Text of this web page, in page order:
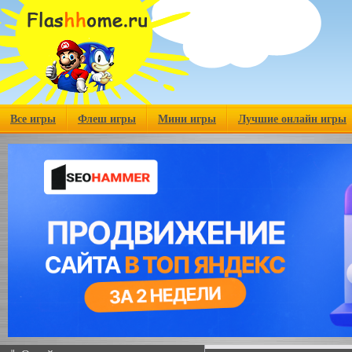
Все игры Флеш игры Мини игры Лучшие онлайн игры